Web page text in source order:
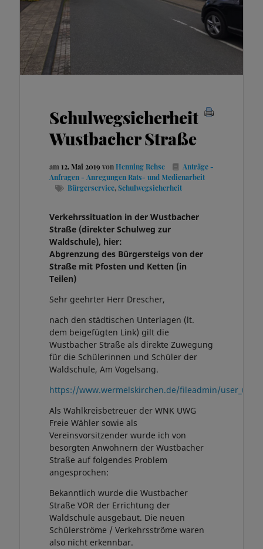
Schulwegsicherheit
Wustbacher Straße
am 12. Mai 2019 von Henning Rehse
Anträge -
Anfragen - Anregungen Rats- und Medienarbeit
Bürgerservice,Schulwegsicherheit
Verkehrssituation in der Wustbacher
Straße (direkter Schulweg zur
Waldschule), hier:
Abgrenzung des Bürgersteigs von der
Straße mit Pfosten und Ketten (in
Teilen)
Sehr geehrter Herr Drescher,
nach den städtischen Unterlagen (lt.
dem beigefügten Link) gilt die
Wustbacher Straße als direkte Zuwegung
für die Schülerinnen und Schüler der
Waldschule, Am Vogelsang.
https://www.wermelskirchen.de/fileadmin/
Als Wahlkreisbetreuer der WNK UWG
Freie Wähler sowie als
Vereinsvorsitzender wurde ich von
besorgten Anwohnern der Wustbacher
Straße auf folgendes Problem
angesprochen:
Bekanntlich wurde die Wustbacher
Straße VOR der Errichtung der
Waldschule ausgebaut. Die neuen
Schülerströme / Verkehrsströme waren
also nicht erkennbar.